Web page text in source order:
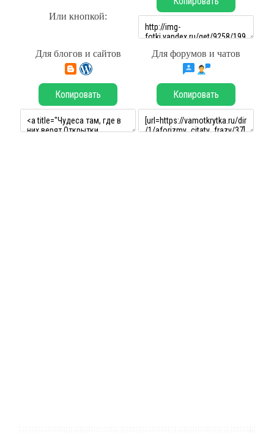
Или кнопкой:
Для блогов и сайтов Для форумов и чатов
Копировать Копировать